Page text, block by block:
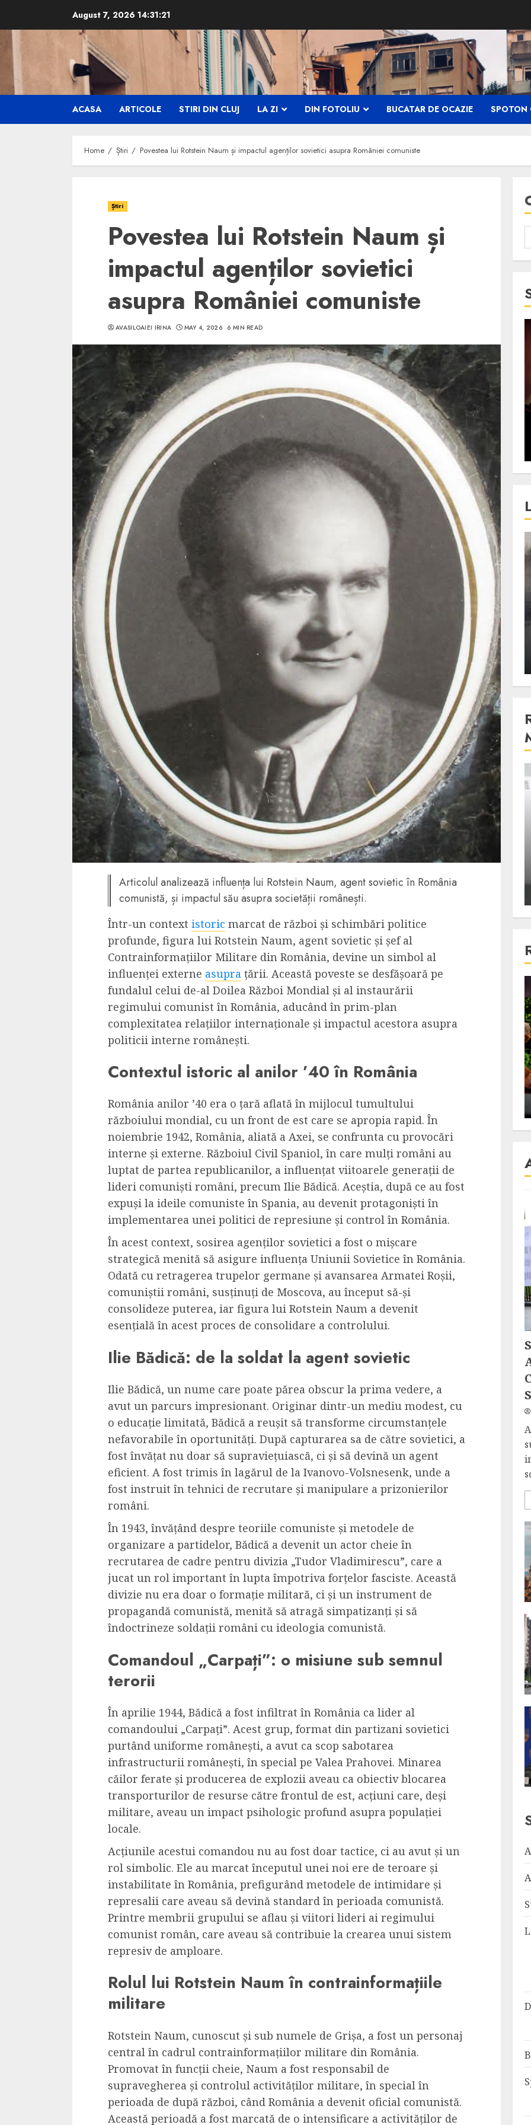
content
August 7, 2026 14:31:22
ACASA ARTICOLE STIRI DIN CLUJ LA ZI DIN FOTOLIU BUCATAR DE OCAZIE SPOTON
Home Știri Povestea lui Rotstein Naum și impactul agenților sovietici asupra României comuniste
Știri
Povestea lui Rotstein Naum și
impactul agenților sovietici
asupra României comuniste
AVASILOAIEI IRINA MAY 4, 2026 6 MIN READ
Articolul analizează influența lui Rotstein Naum, agent sovietic în România
comunistă, și impactul său asupra societății românești.
Într-un context istoric marcat de război și schimbări politice
profunde, figura lui Rotstein Naum, agent sovietic și șef al
Contrainformațiilor Militare din România, devine un simbol al
influenței externe asupra țării. Această poveste se desfășoară pe
fundalul celui de-al Doilea Război Mondial și al instaurării
regimului comunist în România, aducând în prim-plan
complexitatea relațiilor internaționale și impactul acestora asupra
politicii interne românești.
Contextul istoric al anilor ’40 în România
România anilor ’40 era o țară aflată în mijlocul tumultului
războiului mondial, cu un front de est care se apropia rapid. În
noiembrie 1942, România, aliată a Axei, se confrunta cu provocări
interne și externe. Războiul Civil Spaniol, în care mulți români au
luptat de partea republicanilor, a influențat viitoarele generații de
lideri comuniști români, precum Ilie Bădică. Aceștia, după ce au fost
expuși la ideile comuniste în Spania, au devenit protagoniști în
implementarea unei politici de represiune și control în România.
În acest context, sosirea agenților sovietici a fost o mișcare
strategică menită să asigure influența Uniunii Sovietice în România.
Odată cu retragerea trupelor germane și avansarea Armatei Roșii,
comuniștii români, susținuți de Moscova, au început să-și
consolideze puterea, iar figura lui Rotstein Naum a devenit
esențială în acest proces de consolidare a controlului.
Ilie Bădică: de la soldat la agent sovietic
Ilie Bădică, un nume care poate părea obscur la prima vedere, a
avut un parcurs impresionant. Originar dintr-un mediu modest, cu
o educație limitată, Bădică a reușit să transforme circumstanțele
nefavorabile în oportunități. După capturarea sa de către sovietici, a
fost învățat nu doar să supraviețuiască, ci și să devină un agent
eficient. A fost trimis în lagărul de la Ivanovo-Volsnesenk, unde a
fost instruit în tehnici de recrutare și manipulare a prizonierilor
români.
În 1943, învățând despre teoriile comuniste și metodele de
organizare a partidelor, Bădică a devenit un actor cheie în
recrutarea de cadre pentru divizia „Tudor Vladimirescu”, care a
jucat un rol important în lupta împotriva forțelor fasciste. Această
divizie nu era doar o formație militară, ci și un instrument de
propagandă comunistă, menită să atragă simpatizanți și să
îndoctrineze soldații români cu ideologia comunistă.
Comandoul „Carpați”: o misiune sub semnul
terorii
În aprilie 1944, Bădică a fost infiltrat în România ca lider al
comandoului „Carpați”. Acest grup, format din partizani sovietici
purtând uniforme românești, a avut ca scop sabotarea
infrastructurii românești, în special pe Valea Prahovei. Minarea
căilor ferate și producerea de explozii aveau ca obiectiv blocarea
transporturilor de resurse către frontul de est, acțiuni care, deși
militare, aveau un impact psihologic profund asupra populației
locale.
Acțiunile acestui comandou nu au fost doar tactice, ci au avut și un
rol simbolic. Ele au marcat începutul unei noi ere de teroare și
instabilitate în România, prefigurând metodele de intimidare și
represalii care aveau să devină standard în perioada comunistă.
Printre membrii grupului se aflau și viitori lideri ai regimului
comunist român, care aveau să contribuie la crearea unui sistem
represiv de amploare.
Rolul lui Rotstein Naum în contrainformațiile
militare
Rotstein Naum, cunoscut și sub numele de Grișa, a fost un personaj
central în cadrul contrainformațiilor militare din România.
Promovat în funcții cheie, Naum a fost responsabil de
supravegherea și controlul activităților militare, în special în
perioada de după război, când România a devenit oficial comunistă.
Această perioadă a fost marcată de o intensificare a activităților de
5 min read
SpotOn Cluj
Ce poti vizita in jurul
Clujului cand te afli intr-un
weekend prelungit in
“Orasul Comoara”?
ALEXANDRU S. MAY 31, 2023
SpotOn Cluj
Festivalurile Clujului. De
ce atrage Clujul tinerii si
pe cei mai in varsta an de
DECEMBER 13, 2023
4 min read
Razboiul din Gaza, scanteia
fatala pentru Orientul
Mijlociu?
NOVEMBER 1, 2023
Stiinta
Lumina ar putea contribui
si ea la evaporarea apei in
natura
ALEXANDRU S. DECEMBER 27, 2023
3 min read
Din fotoliu
Dungeons & Dragons:
Onoare printre hoti, un
film ca un joc care te
cucereste de la primele
cadre
MAY 17, 2023
4 min read
Din fotoliu
The Killer, un film care nu a
reusit sa se ridice la
nivelul asteptarilor
publicului si criticilor
4 min read
Cele mai delicioase retete
ALEXANDRU S. MAY 24, 2023
4 min read
carnea de rata e vedeta
ALEXANDRU S. NOVEMBER 29, 2023